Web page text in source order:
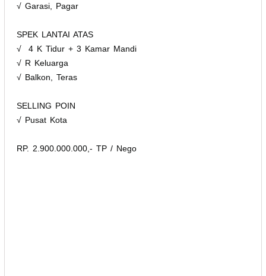
√ Garasi, Pagar
SPEK LANTAI ATAS
√ 4 K Tidur + 3 Kamar Mandi
√ R Keluarga
√ Balkon, Teras
SELLING POIN
√ Pusat Kota
RP. 2.900.000.000,- TP / Nego